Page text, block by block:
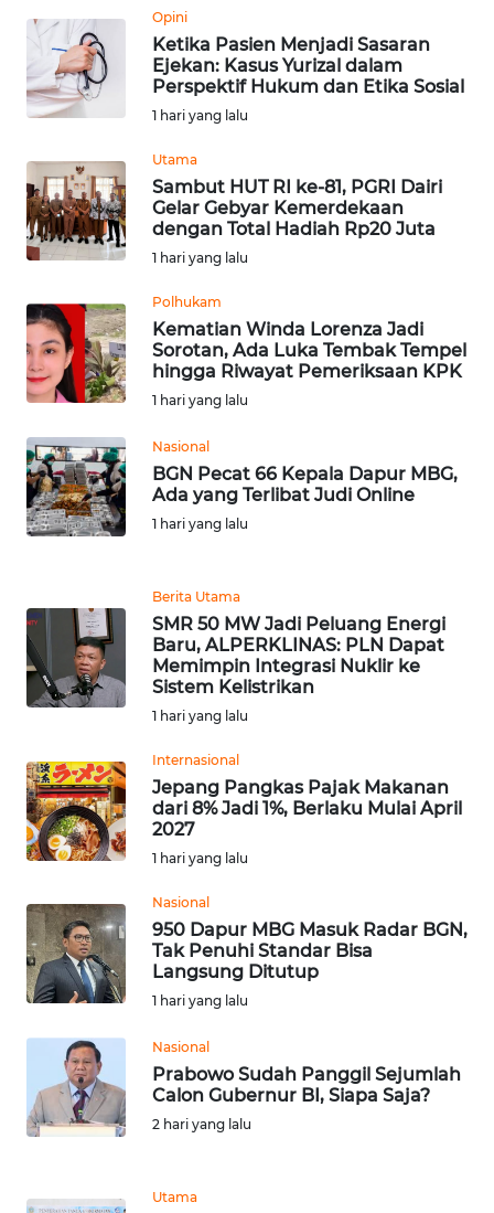
Opini
Ketika Pasien Menjadi Sasaran
Ejekan: Kasus Yurizal dalam
Perspektif Hukum dan Etika Sosial
1 hari yang lalu
Utama
Sambut HUT RI ke-81, PGRI Dairi
Gelar Gebyar Kemerdekaan
dengan Total Hadiah Rp20 Juta
1 hari yang lalu
Polhukam
Kematian Winda Lorenza Jadi
Sorotan, Ada Luka Tembak Tempel
hingga Riwayat Pemeriksaan KPK
1 hari yang lalu
Nasional
BGN Pecat 66 Kepala Dapur MBG,
Ada yang Terlibat Judi Online
1 hari yang lalu
Berita Utama
SMR 50 MW Jadi Peluang Energi
Baru, ALPERKLINAS: PLN Dapat
Memimpin Integrasi Nuklir ke
Sistem Kelistrikan
1 hari yang lalu
Internasional
Jepang Pangkas Pajak Makanan
dari 8% Jadi 1%, Berlaku Mulai April
2027
1 hari yang lalu
Nasional
950 Dapur MBG Masuk Radar BGN,
Tak Penuhi Standar Bisa
Langsung Ditutup
1 hari yang lalu
Nasional
Prabowo Sudah Panggil Sejumlah
Calon Gubernur BI, Siapa Saja?
2 hari yang lalu
Utama
WN
KALTARA
WN
WN
KALTIM
SULSEL
WN
GORONTALO
WN
SULUT
WN
WN
MALUT
WN
WN
DANAU
TOBA
NIAS
WN
LANGKAT
WN
TAPANULI
SELATAN
LESUNG